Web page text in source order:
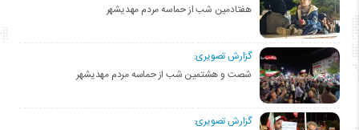
هفتادمین شب از حماسه مردم مهدیشهر
گزارش تصویری:
شصت و هشتمین شب از حماسه مردم مهدیشهر
گزارش تصویری: